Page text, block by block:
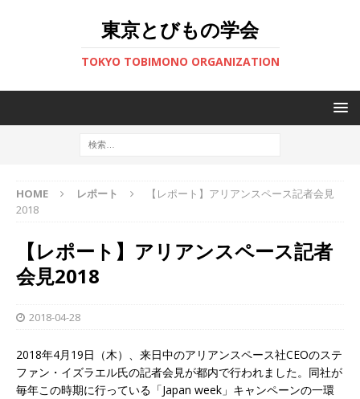
東京とびもの学会
TOKYO TOBIMONO ORGANIZATION
HOME レポート
【レポート】アリアンスペース記者会見
2018
【レポート】アリアンスペース記者
会見2018
2018-04-28
2018年4月19日（木）、来日中のアリアンスペース社CEOのステ
ファン・イズラエル氏の記者会見が都内で行われました。同社が
毎年この時期に行っている「Japan week」キャンペーンの一環